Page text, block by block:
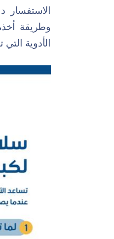
وطريقة
الأدوية